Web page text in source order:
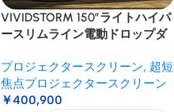
VIVIDSTORM 150″ライトハイパ
ースリムライン電動ドロップダ
ェクタースクリーン
プロジェクタースクリーン, 超短
焦点プロジェクタースクリーン
￥400,900